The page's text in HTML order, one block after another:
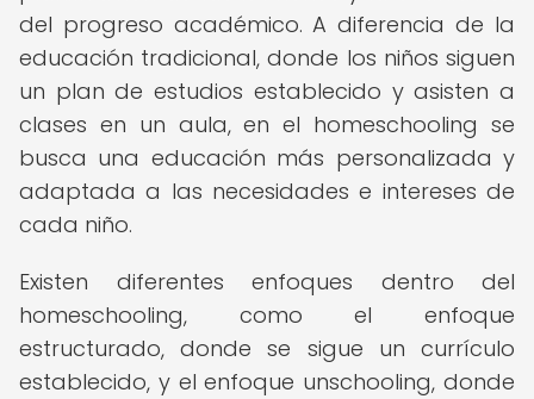
del progreso académico. A diferencia de la
educación tradicional, donde los niños siguen
un plan de estudios establecido y asisten a
clases en un aula, en el homeschooling se
busca una educación más personalizada y
adaptada a las necesidades e intereses de
cada niño.
Existen diferentes enfoques dentro del
homeschooling, como el enfoque
estructurado, donde se sigue un currículo
establecido, y el enfoque unschooling, donde